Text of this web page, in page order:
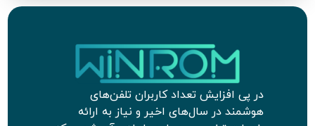
در پی افزایش تعداد کاربران تلفن‌های
هوشمند در سال‌های اخیر و نیاز به ارائه